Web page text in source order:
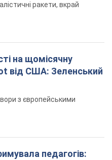
ракети, вкрай
на щомісячну
від США: Зеленський
з європейськими
педагогів: